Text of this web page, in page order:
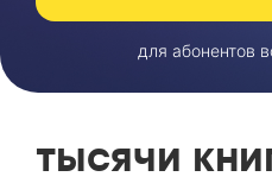
для абонентов
тысячи